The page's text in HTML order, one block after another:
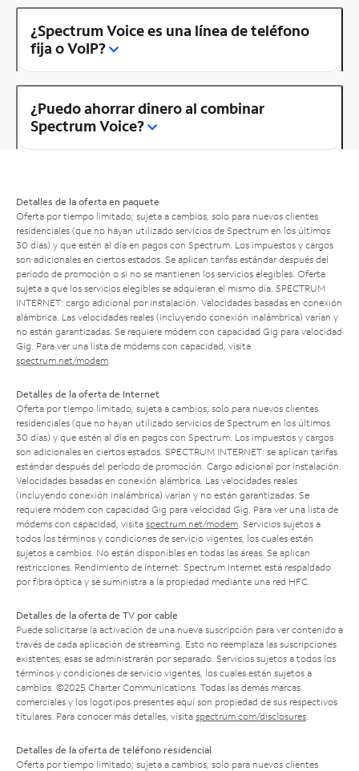
¿Spectrum Voice es una línea de teléfono
fija o VoIP?
¿Puedo ahorrar dinero al combinar
Spectrum Voice?
Detalles de la oferta en paquete
Oferta por tiempo limitado; sujeta a cambios; solo para nuevos clientes
residenciales (que no hayan utilizado servicios de Spectrum en los últimos
30 días) y que estén al día en pagos con Spectrum. Los impuestos y cargos
son adicionales en ciertos estados. Se aplican tarifas estándar después del
período de promoción o si no se mantienen los servicios elegibles. Oferta
sujeta a que los servicios elegibles se adquieran el mismo día. SPECTRUM
INTERNET: cargo adicional por instalación. Velocidades basadas en conexión
alámbrica. Las velocidades reales (incluyendo conexión inalámbrica) varían y
no están garantizadas. Se requiere módem con capacidad Gig para velocidad
Gig. Para ver una lista de módems con capacidad, visita
spectrum.net/modem
Detalles de la oferta de Internet
Oferta por tiempo limitado; sujeta a cambios; solo para nuevos clientes
residenciales (que no hayan utilizado servicios de Spectrum en los últimos
30 días) y que estén al día en pagos con Spectrum. Los impuestos y cargos
son adicionales en ciertos estados. SPECTRUM INTERNET: se aplican tarifas
estándar después del período de promoción. Cargo adicional por instalación.
Velocidades basadas en conexión alámbrica. Las velocidades reales
(incluyendo conexión inalámbrica) varían y no están garantizadas. Se
requiere módem con capacidad Gig para velocidad Gig. Para ver una lista de
módems con capacidad, visita spectrum.net/modem . Servicios sujetos a
todos los términos y condiciones de servicio vigentes, los cuales están
sujetos a cambios. No están disponibles en todas las áreas. Se aplican
restricciones. Rendimiento de Internet: Spectrum Internet está respaldado
por fibra óptica y se suministra a la propiedad mediante una red HFC.
Detalles de la oferta de TV por cable
Puede solicitarse la activación de una nueva suscripción para ver contenido a
través de cada aplicación de streaming. Esto no reemplaza las suscripciones
existentes; esas se administrarán por separado. Servicios sujetos a todos los
términos y condiciones de servicio vigentes, los cuales están sujetos a
cambios. ©2025 Charter Communications. Todas las demás marcas
comerciales y los logotipos presentes aquí son propiedad de sus respectivos
titulares. Para conocer más detalles, visita spectrum.com/disclosures
Detalles de la oferta de teléfono residencial
Oferta por tiempo limitado; sujeta a cambios; solo para nuevos clientes